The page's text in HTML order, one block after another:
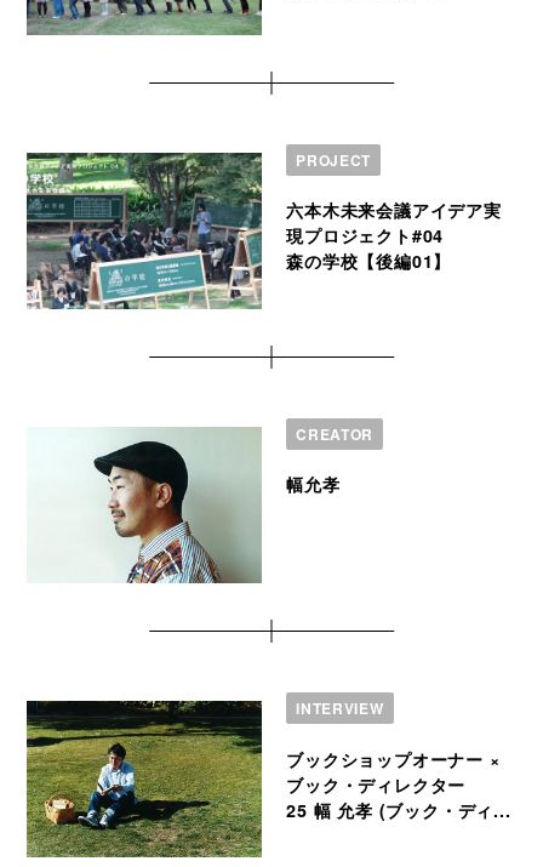
PROJECT
六本木未来会議アイデア実
現プロジェクト#04
森の学校【後編01】
CREATOR
幅允孝
INTERVIEW
ブックショップオーナー ×
ブック・ディレクター
25 幅 允孝 (ブック・ディ...